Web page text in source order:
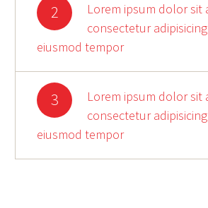
2
Lorem ipsum dolor sit
consectetur
eiusmod tempor
3
Lorem ipsum dolor sit
consectetur
eiusmod tempor